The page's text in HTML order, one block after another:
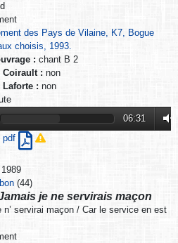
des Pays de Vilaine, K7, Bogue
choisis, 1993.
: chant B 2
Coirault : non
Laforte : non
06:31
pdf
(44)
je ne servirais maçon
n’ servirai maçon / Car le service en est